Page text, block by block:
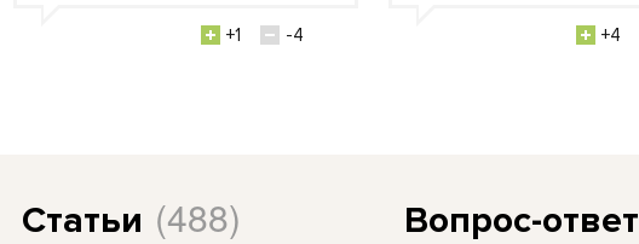
+1 -4 +4
Статьи (488) Вопрос-ответ